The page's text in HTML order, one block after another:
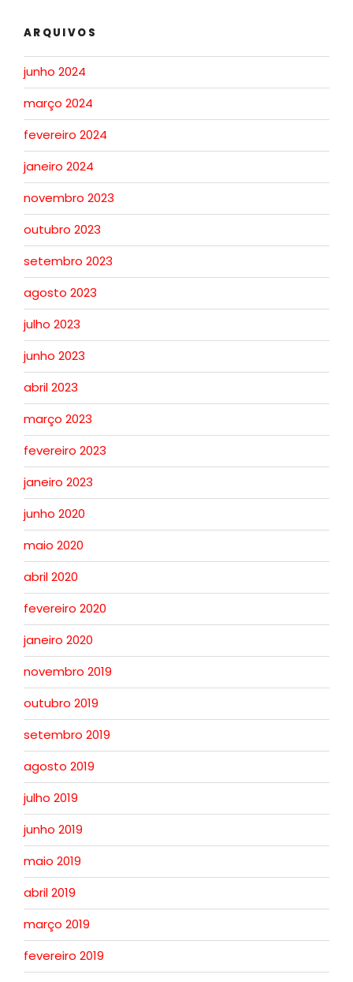
ARQUIVOS
junho 2024
março 2024
fevereiro 2024
janeiro 2024
novembro 2023
outubro 2023
setembro 2023
agosto 2023
julho 2023
junho 2023
abril 2023
março 2023
fevereiro 2023
janeiro 2023
junho 2020
maio 2020
abril 2020
fevereiro 2020
janeiro 2020
novembro 2019
outubro 2019
setembro 2019
agosto 2019
julho 2019
junho 2019
maio 2019
abril 2019
março 2019
fevereiro 2019